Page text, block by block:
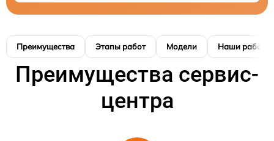
Преимущества Этапы работ Модели Наши работы
Преимущества сервис-
центра